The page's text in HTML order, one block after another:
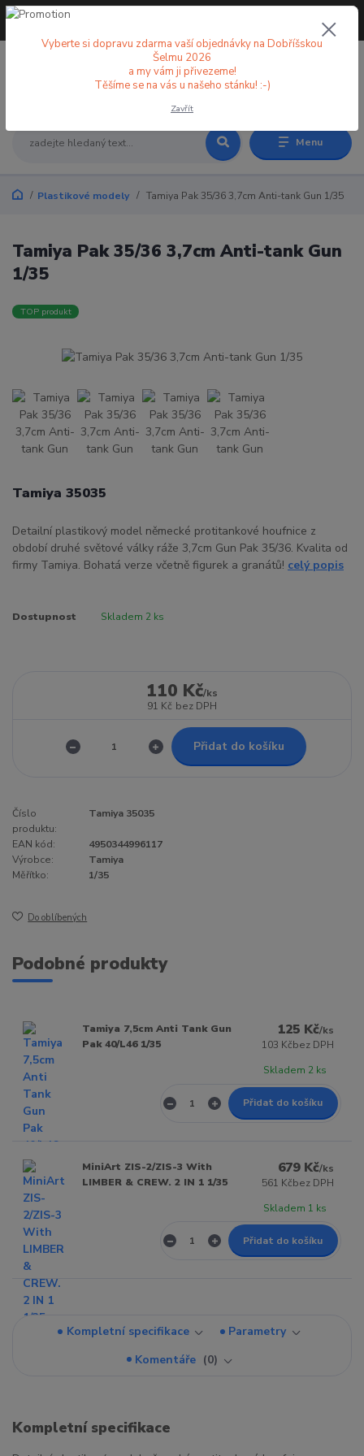
Menu
+420 773 998 582
Plastikové modely Tamiya Pak 35/36 3,7cm Anti-tank Gun 1/35
Tamiya Pak 35/36 3,7cm Anti-tank Gun
1/35
TOP produkt
Tamiya 35035
Detailní plastikový model německé protitankové houfnice z
období druhé světové války ráže 3,7cm Gun Pak 35/36. Kvalita od
firmy Tamiya. Bohatá verze včetně figurek a granátů! celý popis
Dostupnost Skladem 2 ks
110 Kč/ks
91 Kč bez DPH
Přidat do košíku
Číslo
produktu:
Tamiya 35035
EAN kód:
4950344996117
Výrobce:
Tamiya
Měřítko:
1/35
Do oblíbených
Podobné produkty
Tamiya 7,5cm Anti Tank Gun
Pak 40/L46 1/35
125 Kč/ks
103 Kčbez DPH
Skladem 2 ks
Přidat do košíku
MiniArt ZIS-2/ZIS-3 With
LIMBER & CREW. 2 IN 1 1/35
679 Kč/ks
561 Kčbez DPH
Skladem 1 ks
Přidat do košíku
Kompletní specifikace
Parametry
Komentáře
0
Kompletní specifikace
Vyberte si dopravu zdarma vaší objednávky na Dobříšskou
Šelmu 2026
a my vám ji přivezeme!
Těšíme se na vás u našeho stánku! :-)
Zavřít